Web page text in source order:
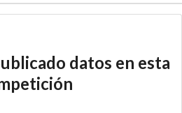
datos en esta